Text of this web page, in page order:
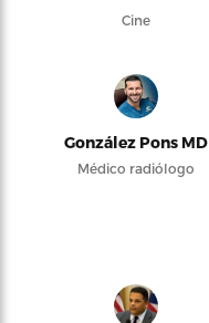
Cine
González Pons MD
Médico radiólogo